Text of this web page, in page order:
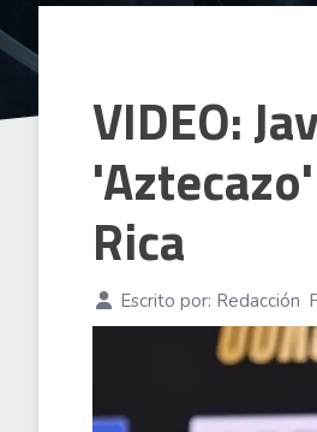
VIDEO:
Rica
Escrito por: Redacción